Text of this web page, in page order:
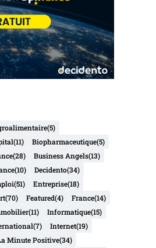
(5)
(11) Biopharmaceutique(5)
(28) Business Angels(13)
(10) Decidento(34)
(51) Entreprise(18)
(70) Featured(4) France(14)
(11) Informatique(15)
(7) Internet(19)
Minute Positive(34)